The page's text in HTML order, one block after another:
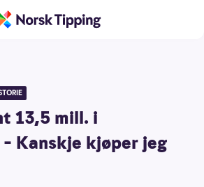
13,5 mill. i
Kanskje kjøper jeg